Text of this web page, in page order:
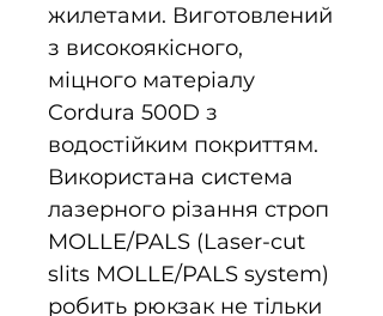
жилетами. Виготовлений
з високоякісного,
міцного матеріалу
Cordura 500D з
водостійким покриттям.
Використана система
лазерного різання строп
MOLLE/PALS (Laser-cut
slits MOLLE/PALS system)
робить рюкзак не тільки